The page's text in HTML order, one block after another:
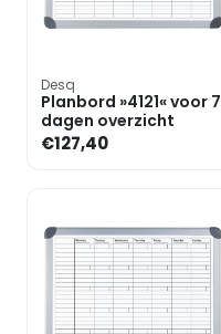
Desq
Planbord »4121« voor 7
dagen overzicht
€127,40